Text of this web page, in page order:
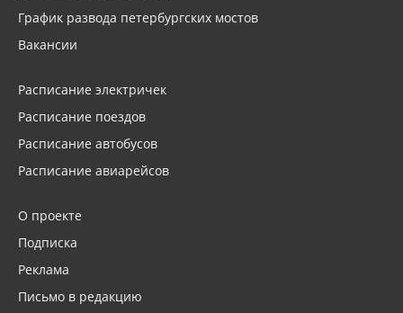
График развода петербургских мостов
Вакансии
Расписание электричек
Расписание поездов
Расписание автобусов
Расписание авиарейсов
О проекте
Подписка
Реклама
Письмо в редакцию